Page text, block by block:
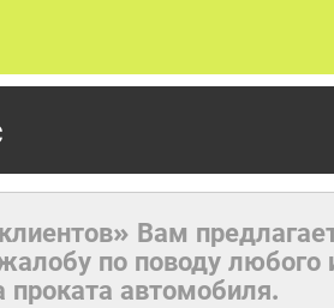
Вам
по поводу любого
проката автомобиля.